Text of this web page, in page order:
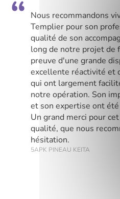
Nous recommandons
Templier pour son
qualité de son
long de notre projet de
preuve d'une grande
excellente réactivité et
qui ont largement
notre opération. Son
et son expertise ont été
Un grand merci pour cet
qualité, que nous
hésitation.
5APK PINEAU KEITA